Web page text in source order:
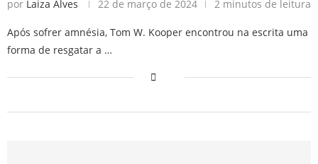
por Laiza Alves 22 de março de 2024 2 minutos de leitura
Após sofrer amnésia, Tom W. Kooper encontrou na escrita uma
forma de resgatar a …